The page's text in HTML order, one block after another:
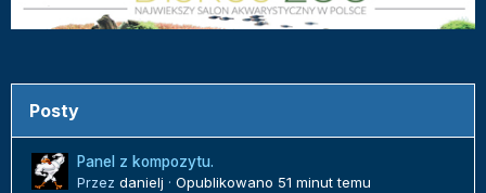
Posty
Panel z kompozytu.
Przez danielj · Opublikowano 51 minut temu